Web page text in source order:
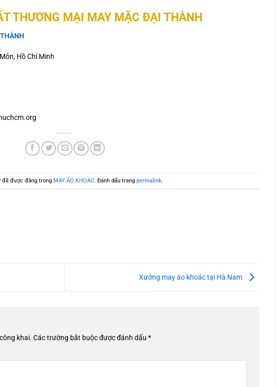
THƯƠNG MẠI MAY MẶC ĐẠI THÀNH
Hồ Chí Minh
đã được đăng trong MAY ÁO KHOÁC. Đánh dấu trangpermalink.
Xưởng may áo khoác tại Hà Nam
khai. Các trường bắt buộc được đánh dấu *